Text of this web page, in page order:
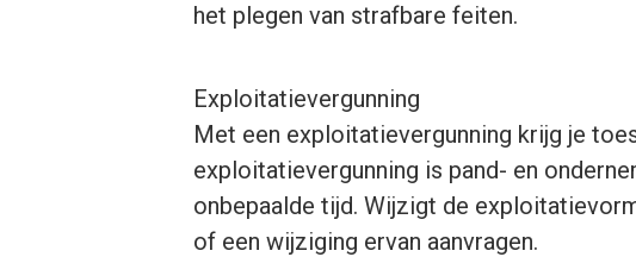
het plegen van strafbare feiten.
Exploitatievergunning
Met een exploitatievergunning krijg je
exploitatievergunning is pand- en
onbepaalde tijd. Wijzigt de
of een wijziging ervan aanvragen.